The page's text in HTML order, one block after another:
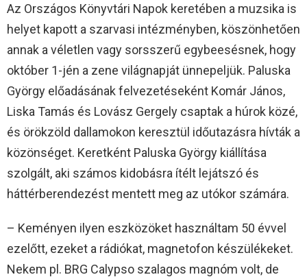
Az Országos Könyvtári Napok keretében a muzsika is
helyet kapott a szarvasi intézményben, köszönhetően
annak a véletlen vagy sorsszerű egybeesésnek, hogy
október 1-jén a zene világnapját ünnepeljük. Paluska
György előadásának felvezetéseként Komár János,
Liska Tamás és Lovász Gergely csaptak a húrok közé,
és örökzöld dallamokon keresztül időutazásra hívták a
közönséget. Keretként Paluska György kiállítása
szolgált, aki számos kidobásra ítélt lejátszó és
háttérberendezést mentett meg az utókor számára.
– Keményen ilyen eszközöket használtam 50 évvel
ezelőtt, ezeket a rádiókat, magnetofon készülékeket.
Nekem pl. BRG Calypso szalagos magnóm volt, de